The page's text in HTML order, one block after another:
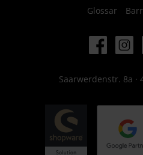
Glossar
Saarwerdenstr. 8a ·